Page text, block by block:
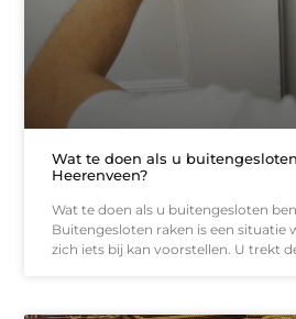
Wat te doen als u
Heerenveen?
Wat te doen als u buitengesloten
Buitengesloten raken is een situatie
zich iets bij kan voorstellen. U trekt